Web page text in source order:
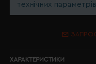
технічних
ХАРАКТЕРИСТИКИ